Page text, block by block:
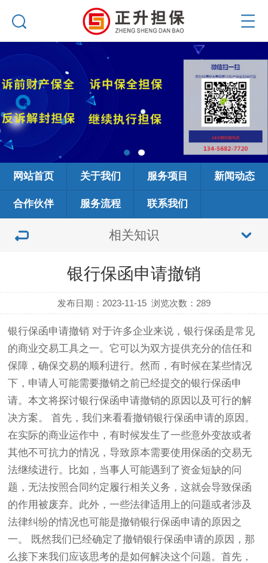
网站首页 关于我们 服务项目 新闻动态
合作伙伴 服务流程 联系我们
相关知识
银行保函申请撤销
发布日期：2023-11-15 浏览次数： 289
银行保函申请撤销 对于许多企业来说，银行保函是常见
的商业交易工具之一。它可以为双方提供充分的信任和
保障，确保交易的顺利进行。然而，有时候在某些情况
下，申请人可能需要撤销之前已经提交的银行保函申
请。本文将探讨银行保函申请撤销的原因以及可行的解
决方案。 首先，我们来看看撤销银行保函申请的原因。
在实际的商业运作中，有时候发生了一些意外变故或者
其他不可抗力的情况，导致原本需要使用保函的交易无
法继续进行。比如，当事人可能遇到了资金短缺的问
题，无法按照合同约定履行相关义务，这就会导致保函
的作用被废弃。此外，一些法律适用上的问题或者涉及
法律纠纷的情况也可能是撤销银行保函申请的原因之
一。 既然我们已经确定了撤销银行保函申请的原因，那
么接下来我们应该思考的是如何解决这个问题。首先，